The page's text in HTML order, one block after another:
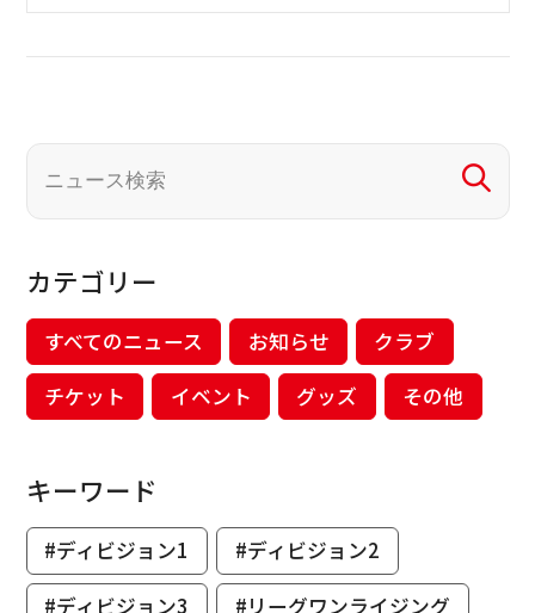
カテゴリー
すべてのニュース お知らせ
クラブ
チケット
イベント グッズ その他
キーワード
#ディビジョン1
#ディビジョン2
#ディビジョン3
#リーグワンライジング